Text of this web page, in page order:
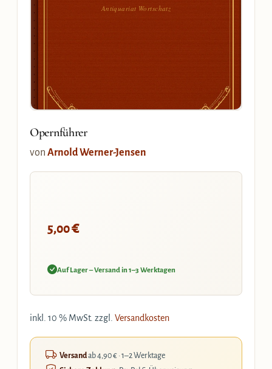
Antiquariat Wortschatz
Opernführer
von Arnold Werner-Jensen
5,00€
Auf Lager – Versand in 1–3 Werktagen
inkl. 10 % MwSt. zzgl. Versandkosten
Versandab 4,90 € · 1–2 Werktage